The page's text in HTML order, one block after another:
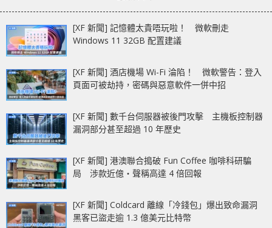
[XF 新聞] 記憶體太貴唔玩啦！ 微軟刪走
Windows 11 32GB 配置建議
[XF 新聞] 酒店機場 Wi-Fi 淪陷！ 微軟警告：登入
頁面可被劫持，密碼與惡意軟件一併中招
[XF 新聞] 數千台伺服器被後門攻擊 主機板控制器
漏洞部分甚至超過 10 年歷史
[XF 新聞] 港澳聯合搗破 Fun Coffee 咖啡科研騙
局 涉款近億‧聲稱高達 4 倍回報
[XF 新聞] Coldcard 離線「冷錢包」爆出致命漏洞
黑客已盜走逾 1.3 億美元比特幣